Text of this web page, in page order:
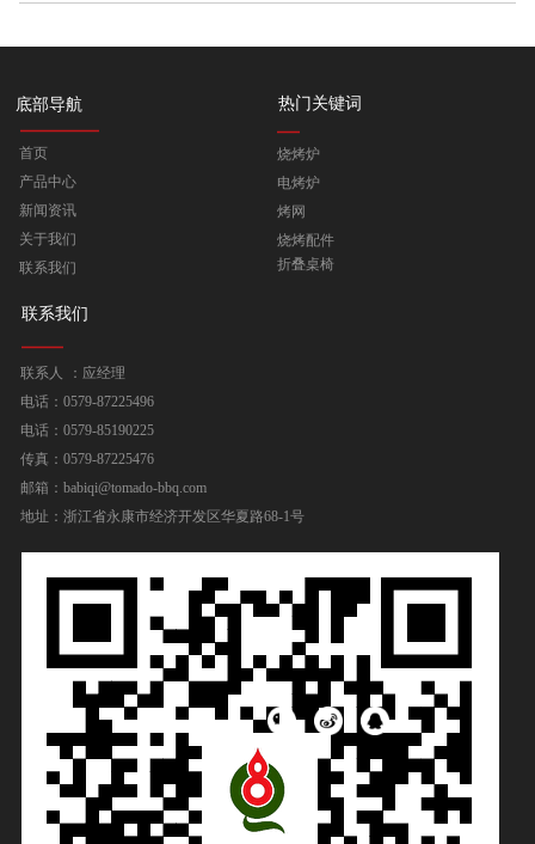
底部导航
首页
产品中心
新闻资讯
关于我们
联系我们
热门关键词
烧烤炉
电烤炉
烤网
烧烤配件
折叠桌椅
联系我们
联系人 ：应经理
电话：0579-87225496
电话：0579-85190225
传真：0579-87225476
邮箱：babiqi@tomado-bbq.com
地址：浙江省永康市经济开发区华夏路68-1号